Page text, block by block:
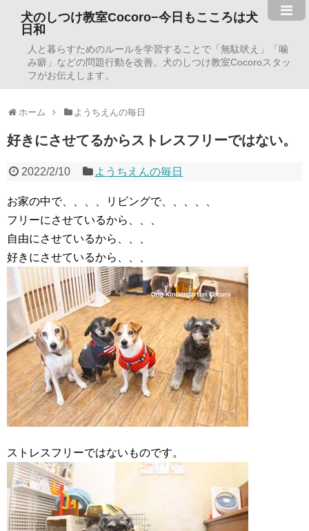
犬のしつけ教室Cocoro−今日もこころは犬
日和
人と暮らすためのルールを学習することで「無駄吠え」「噛
み癖」などの問題行動を改善。犬のしつけ教室Cocoroスタッ
フがお伝えします。
ホーム ようちえんの毎日
好きにさせてるからストレスフリーではない。
2022/2/10 ようちえんの毎日
お家の中で、、、、リビングで、、、、、
フリーにさせているから、、、
自由にさせているから、、、
好きにさせているから、、、
ストレスフリーではないものです。